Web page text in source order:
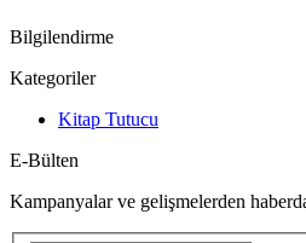
Bilgilendirme
Kategoriler
Kitap Tutucu
E-Bülten
Kampanyalar ve gelişmelerden